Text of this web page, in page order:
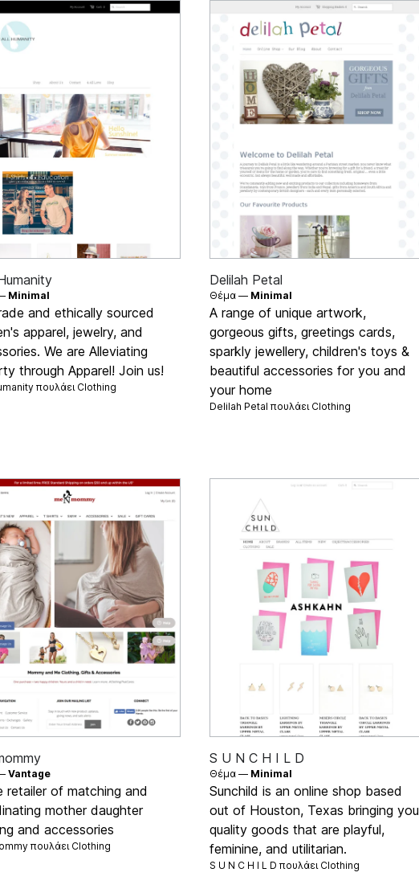
Minimal
and ethically sourced
apparel, jewelry, and
We are Alleviating
through Apparel! Join us!
πουλάει Clothing
Delilah Petal
Θέμα — Minimal
A range of unique artwork,
gorgeous gifts, greetings cards,
sparkly jewellery, children's toys &
beautiful accessories for you and
your home
Delilah Petal πουλάει Clothing
Vantage
retailer of matching and
mother daughter
and accessories
πουλάει Clothing
S U N C H I L D
Θέμα — Minimal
Sunchild is an online shop based
out of Houston, Texas bringing you
quality goods that are playful,
feminine, and utilitarian.
S U N C H I L D πουλάει Clothing